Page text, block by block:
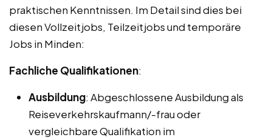
praktischen Kenntnissen. Im Detail sind dies bei
diesen Vollzeitjobs, Teilzeitjobs und temporäre
Jobs in Minden:
Fachliche Qualifikationen:
Ausbildung: Abgeschlossene Ausbildung als
Reiseverkehrskaufmann/-frau oder
vergleichbare Qualifikation im